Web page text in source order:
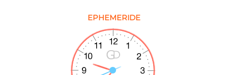
EPHEMERIDE